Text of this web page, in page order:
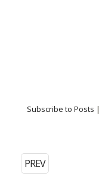
Subscribe to Posts |
PREV